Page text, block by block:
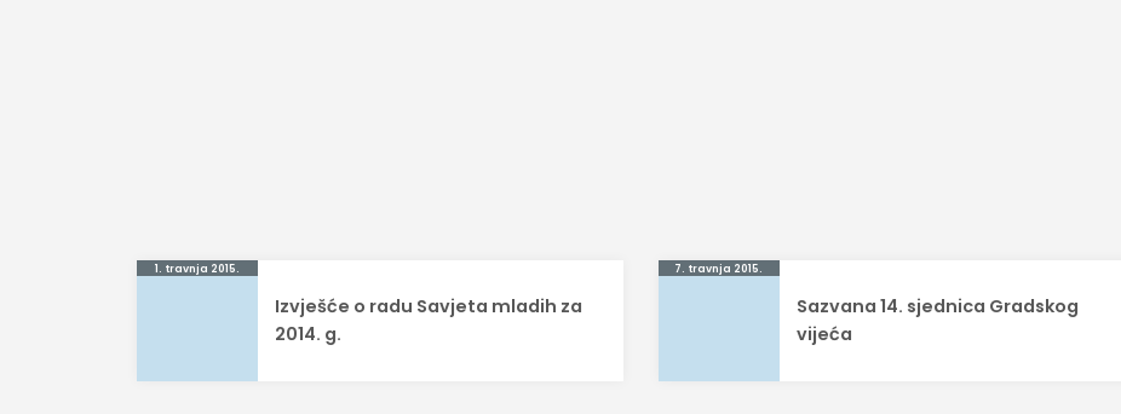
Navigacija
1. travnja 2015.
Izvješće o radu Savjeta mladih za
2014. g.
7. travnja 2015.
Sazvana 14. sjednica Gradskog
vijeća